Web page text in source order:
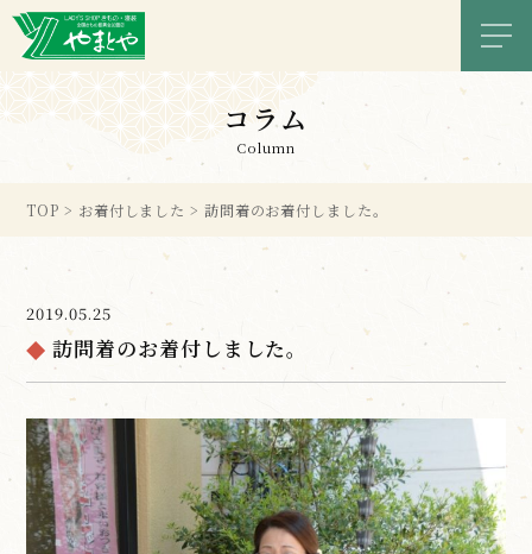
メ
コラム
Column
TOP > お着付しました > 訪問着のお着付しました。
2019.05.25
訪問着のお着付しました。